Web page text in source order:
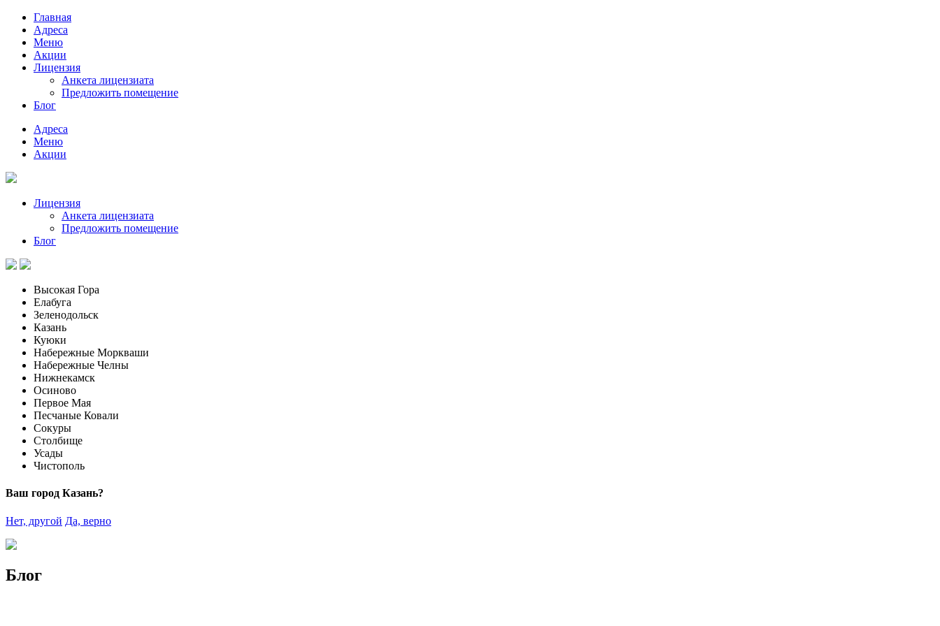
Главная
Адреса
Меню
Акции
Лицензия
Анкета лицензиата
Предложить помещение
Блог
Адреса
Меню
Акции
Лицензия
Анкета лицензиата
Предложить помещение
Блог
Высокая Гора
Елабуга
Зеленодольск
Казань
Куюки
Набережные Моркваши
Набережные Челны
Нижнекамск
Осиново
Первое Мая
Песчаные Ковали
Сокуры
Столбище
Усады
Чистополь
Ваш город Казань?
Нет, другой Да, верно
Блог